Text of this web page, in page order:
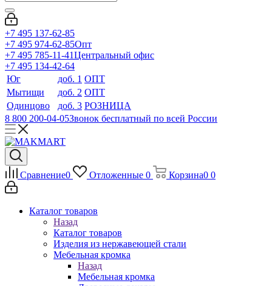
+7 495 137-62-85
+7 495 974-62-85Опт
+7 495 785-11-41Центральный офис
+7 495 134-42-64
Юг
доб. 1 ОПТ
Мытищи
доб. 2 ОПТ
Одинцово
доб. 3 РОЗНИЦА
8 800 200-04-05Звонок бесплатный по всей России
Сравнение0 Отложенные 0 Корзина0 0
Каталог товаров
Назад
Каталог товаров
Изделия из нержавеющей стали
Мебельная кромка
Назад
Мебельная кромка